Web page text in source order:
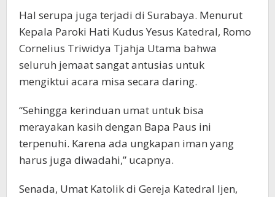
Hal serupa juga terjadi di Surabaya. Menurut
Kepala Paroki Hati Kudus Yesus Katedral, Romo
Cornelius Triwidya Tjahja Utama bahwa
seluruh jemaat sangat antusias untuk
mengiktui acara misa secara daring.
“Sehingga kerinduan umat untuk bisa
merayakan kasih dengan Bapa Paus ini
terpenuhi. Karena ada ungkapan iman yang
harus juga diwadahi,” ucapnya.
Senada, Umat Katolik di Gereja Katedral Ijen,